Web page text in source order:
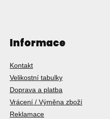
Informace
Kontakt
Velikostní tabulky
Doprava a platba
Vrácení / Výměna zboží
Reklamace